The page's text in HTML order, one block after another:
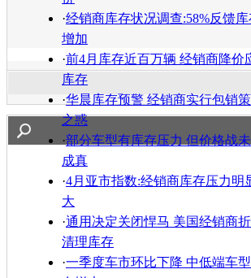
·经销商库存状况调查:58%反馈
增加
·前4月库存近百万辆 经销商降价
库存
·华晨库存预警 经销商实行包销
之惑
·部分车型有库存压力 但价格战
成真
·4月亚市指数:经销商库存压力明
大
·通用决定关闭悍马 美国经销商
清理库存
·一季度车市环比下降 中低端车